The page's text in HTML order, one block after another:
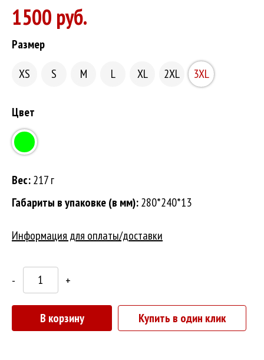
1500 руб.
Размер
XS
S M L XL 2XL 3XL
Цвет
Вес:217 г
Габариты в упаковке (в мм):280*240*13
Информация для оплаты/доставки
- +
В корзину Купить в один клик